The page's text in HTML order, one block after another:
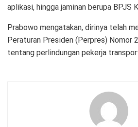
aplikasi, hingga jaminan berupa BPJS
Prabowo mengatakan, dirinya telah
Peraturan Presiden (Perpres) Nomor
tentang perlindungan pekerja